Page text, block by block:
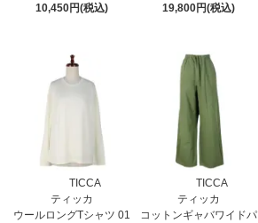
10,450円(税込) 19,800円(税込)
TICCA
ティッカ
ウールロングTシャツ 01
TICCA
ティッカ
コットンギャバワイドパ